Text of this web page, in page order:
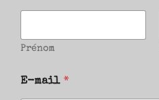
Prénom
E-mail *